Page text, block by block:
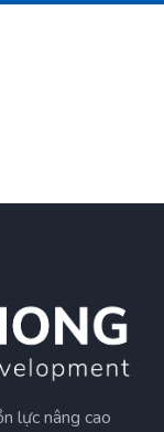
lực nâng cao